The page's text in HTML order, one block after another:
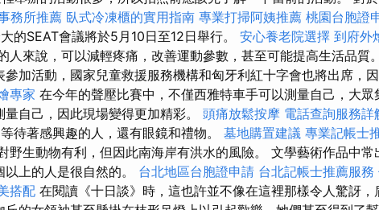
務所推薦 臥式冷凍櫃的實用指南 專業打掃阿姨推薦 桃園台胞證
的SEAT會議將於5月10日至12日舉行。 安心養老院選擇 到府外
人來說，可以減輕疼痛，改善運動參數，甚至可能提高生活品質
加活動，國家兒童救援服務機構和匈牙利紅十字會也將出席，
專家 在今年的聲壓比賽中，不僅西雅特車手可以測量自己，大眾
自己，因此現場變得更加精彩。 頭痛放鬆按摩 電話查詢服務詳
待著感興趣的人，還有眼鏡和禮物。 墓地購置建議 專業記帳士
野生動物有利，但因此南海岸有洪水的風險。 文學藝術作品中常
上的人是很自然的。 台北地區台胞證申請 台北記帳士推薦服務
搭配 在閱讀《十日談》時，這也許並不像在這裡那樣令人驚訝，